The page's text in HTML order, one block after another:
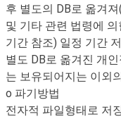
후 별도의 DB로 옮겨
및 기타 관련 법령에
기간 참조) 일정 기간
별도 DB로 옮겨진 개
는 보유되어지는 이외
o 파기방법
전자적 파일형태로 저